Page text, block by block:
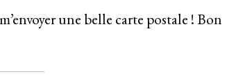
une belle carte postale ! Bon